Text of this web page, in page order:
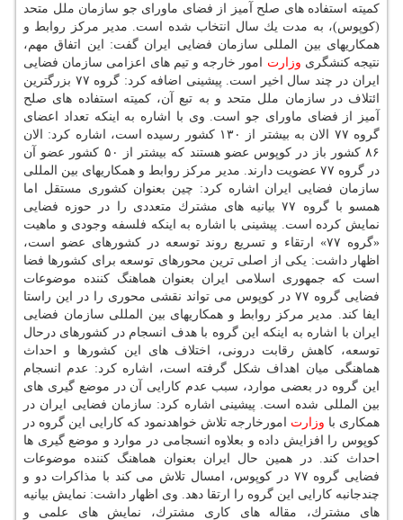
كمیته استفاده های صلح آمیز از فضای ماورای جو سازمان ملل متحد
(كوپوس)، به مدت یك سال انتخاب شده است. مدیر مركز روابط و
همكاریهای بین المللی سازمان فضایی ایران گفت: این اتفاق مهم،
نتیجه كنشگری وزارت امور خارجه و تیم های اعزامی سازمان فضایی
ایران در چند سال اخیر است. پیشینی اضافه كرد: گروه ۷۷ بزرگترین
ائتلاف در سازمان ملل متحد و به تبع آن، كمیته استفاده های صلح
آمیز از فضای ماورای جو است. وی با اشاره به اینكه تعداد اعضای
گروه ۷۷ الان به بیشتر از ۱۳۰ كشور رسیده است، اشاره كرد: الان
۸۶ كشور باز در كوپوس عضو هستند كه بیشتر از ۵۰ كشور عضو آن
در گروه ۷۷ عضویت دارند. مدیر مركز روابط و همكاریهای بین المللی
سازمان فضایی ایران اشاره كرد: چین بعنوان كشوری مستقل اما
همسو با گروه ۷۷ بیانیه های مشترك متعددی را در حوزه فضایی
نمایش كرده است. پیشینی با اشاره به اینكه فلسفه وجودی و ماهیت
«گروه ۷۷» ارتقاء و تسریع روند توسعه در كشورهای عضو است،
اظهار داشت: یكی از اصلی ترین محورهای توسعه برای كشورها فضا
است كه جمهوری اسلامی ایران بعنوان هماهنگ كننده موضوعات
فضایی گروه ۷۷ در كوپوس می تواند نقشی محوری را در این راستا
ایفا كند. مدیر مركز روابط و همكاریهای بین المللی سازمان فضایی
ایران با اشاره به اینكه این گروه با هدف انسجام در كشورهای درحال
توسعه، كاهش رقابت درونی، اختلاف های این كشورها و احداث
هماهنگی میان اهداف شكل گرفته است، اشاره كرد: عدم انسجام
این گروه در بعضی موارد، سبب عدم كارایی آن در موضع گیری های
بین المللی شده است. پیشینی اشاره كرد: سازمان فضایی ایران در
همكاری با وزارت امورخارجه تلاش خواهدنمود كه كارایی این گروه در
كوپوس را افزایش داده و بعلاوه انسجامی در موارد و موضع گیری ها
احداث كند. در همین حال ایران بعنوان هماهنگ كننده موضوعات
فضایی گروه ۷۷ در كوپوس، امسال تلاش می كند با مذاكرات دو و
چندجانبه كارایی این گروه را ارتقا دهد. وی اظهار داشت: نمایش بیانیه
های مشترك، مقاله های كاری مشترك، نمایش های علمی و